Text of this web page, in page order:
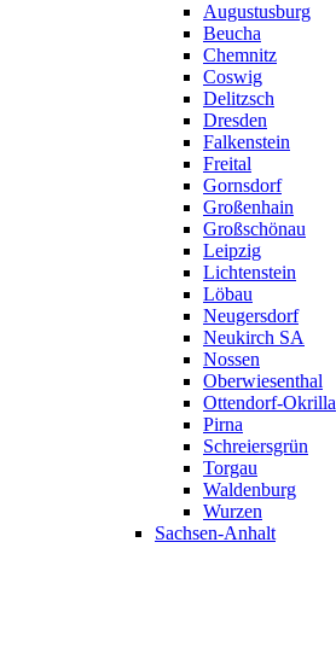
Augustusburg
Beucha
Chemnitz
Coswig
Delitzsch
Dresden
Falkenstein
Freital
Gornsdorf
Großenhain
Großschönau
Leipzig
Lichtenstein
Löbau
Neugersdorf
Neukirch SA
Nossen
Oberwiesenthal
Ottendorf-Okrilla
Pirna
Schreiersgrün
Torgau
Waldenburg
Wurzen
Sachsen-Anhalt